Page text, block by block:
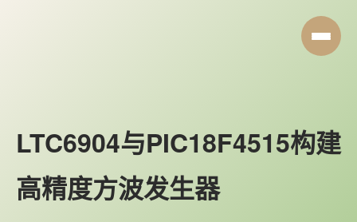
LTC6904与PIC18F4515构建
高精度方波发生器